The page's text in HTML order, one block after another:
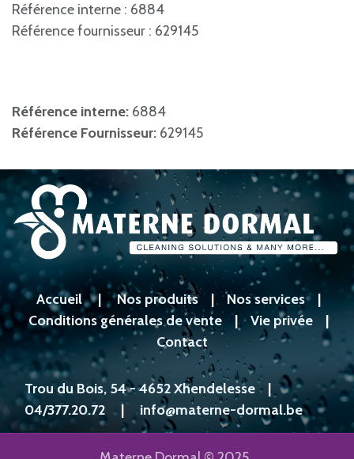
Référence interne : 6884
Référence fournisseur : 629145
Référence interne: 6884
Référence Fournisseur: 629145
Accueil|Nos produits|Nos services|
Conditions générales de vente | Vie privée |
Contact
Trou du Bois, 54 - 4652 Xhendelesse|
04/377.20.72 |info@materne-dormal.be